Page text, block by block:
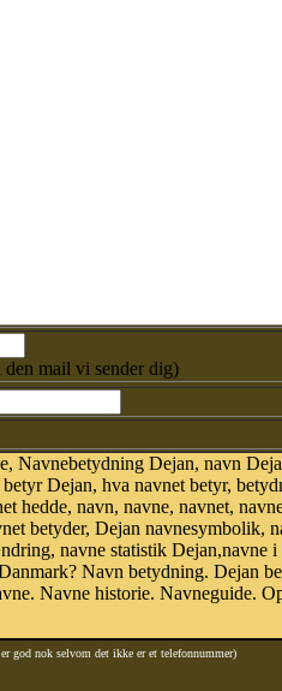
mail vi sender dig)
Navnebetydning Dejan, navn
Dejan, hva navnet betyr,
hedde, navn, navne, navnet,
betyder, Dejan navnesymbolik,
navne statistik Dejan,navne
Navn betydning. Dejan
Navne historie. Navneguide.
god nok selvom det ikke er et telefonnummer)